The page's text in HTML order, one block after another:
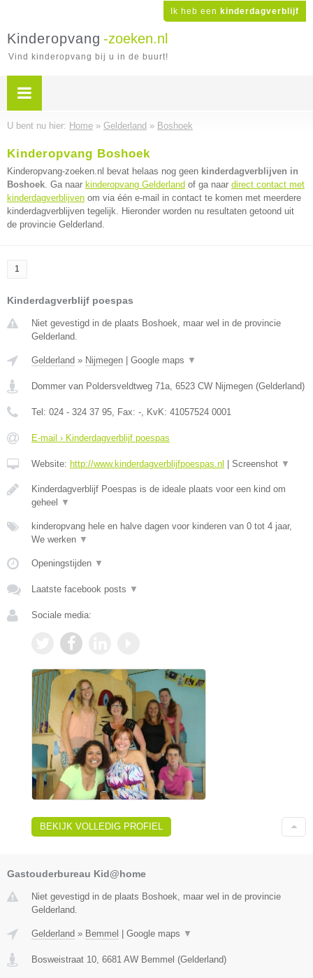
Ik heb een kinderdagverblijf
Kinderopvang -zoeken.nl
Vind kinderopvang bij u in de buurt!
U bent nu hier: Home » Gelderland » Boshoek
Kinderopvang Boshoek
Kinderopvang-zoeken.nl bevat helaas nog geen kinderdagverblijven in
Boshoek. Ga naar kinderopvang Gelderland of ga naar direct contact met
kinderdagverblijven om via één e-mail in contact te komen met meerdere
kinderdagverblijven tegelijk. Hieronder worden nu resultaten getoond uit
de provincie Gelderland.
1
Kinderdagverblijf poespas
Niet gevestigd in de plaats Boshoek, maar wel in de provincie
Gelderland.
Gelderland » Nijmegen Google maps ▼
Dommer van Poldersveldtweg 71a, 6523 CW Nijmegen (Gelderland)
Tel: 024 - 324 37 95, Fax: -, KvK: 41057524 0001
E-mail › Kinderdagverblijf poespas
Website: http://www.kinderdagverblijfpoespas.nl Screenshot ▼
Kinderdagverblijf Poespas is de ideale plaats voor een kind om
geheel
▼
kinderopvang hele en halve dagen voor kinderen van 0 tot 4 jaar,
We werken ▼
Openingstijden ▼
Laatste facebook posts ▼
Sociale media:
BEKIJK VOLLEDIG PROFIEL
Gastouderbureau Kid@home
Niet gevestigd in de plaats Boshoek, maar wel in de provincie
Gelderland.
Gelderland » Bemmel | Google maps ▼
Bosweistraat 10 6681 AW Bemmel (Gelderland)